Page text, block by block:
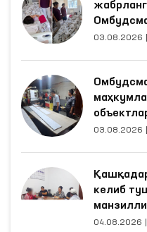
03.08.2026
03.08.2026
келиб
04.08.2026